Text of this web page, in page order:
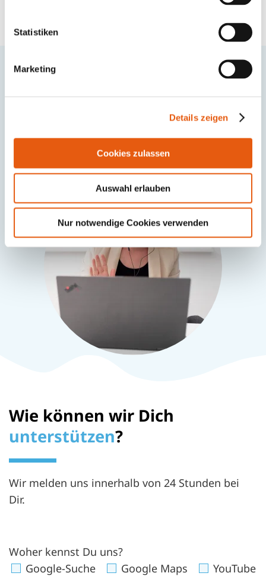
Statistiken
Marketing
Details zeigen
Cookies zulassen
Auswahl erlauben
Nur notwendige Cookies verwenden
Kein passender Coach dabei?
Schaue Dir hier alle unsere Online-Coaches an:
Wie können wir Dich
unterstützen?
Wir melden uns innerhalb von 24 Stunden bei
Dir.
Woher kennst Du uns?
Google-Suche
Google Maps
YouTube